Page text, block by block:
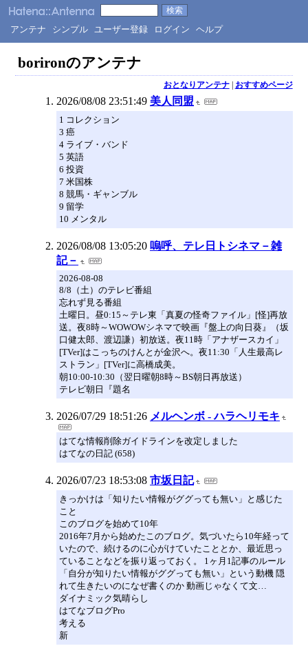
アンテナ シンプル ユーザー登録 ログイン ヘルプ
borironのアンテナ
おとなりアンテナ| おすすめページ
2026/08/08 23:51:49 美人同盟
1 コレクション
3 癌
4 ライブ・バンド
5 英語
6 投資
7 米国株
8 競馬・ギャンブル
9 留学
10 メンタル
2026/08/08 13:05:20 嗚呼、テレ日トシネマ－雑
記－
2026-08-08
8/8（土）のテレビ番組
忘れず見る番組
土曜日。昼0:15～テレ東「真夏の怪奇ファイル」[怪]再放
送。夜8時～WOWOWシネマで映画『盤上の向日葵』（坂
口健太郎、渡辺謙）初放送。夜11時「アナザースカイ」
[TVer]はこっちのけんとが金沢へ。夜11:30「人生最高レ
ストラン」[TVer]に高橋成美。
朝10:00-10:30（翌日曜朝8時～BS朝日再放送）
テレビ朝日『題名
2026/07/29 18:51:26 メルヘンボ - ハラヘリモキ
はてな情報削除ガイドラインを改定しました
はてなの日記 (658)
2026/07/23 18:53:08 市坂日記
きっかけは「知りたい情報がググっても無い」と感じた
こと
このブログを始めて10年
2016年7月から始めたこのブログ。気づいたら10年経って
いたので、続けるのに心がけていたこととか、最近思っ
ていることなどを振り返っておく。 1ヶ月1記事のルール
「自分が知りたい情報がググっても無い」という動機 隠
れて生きたいのになぜ書くのか 動画じゃなくて文…
ダイナミック気晴らし
はてなブログPro
考える
新